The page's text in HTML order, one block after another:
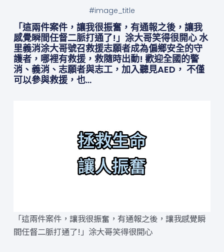
#image_title
「這兩件案件，讓我很振奮，有通報之後，讓我
感覺瞬間任督二脈打通了!」涂大哥笑得很開心 水
里義消涂大哥號召救援志願者成為偏鄉安全的守
護者，哪裡有救援，救隨時出動! 歡迎全國的警
消、義消、志願者與志工，加入聽見AED， 不僅
可以參與救援，也…
「這兩件案件，讓我很振奮，有通報之後，讓我感覺瞬
間任督二脈打通了!」涂大哥笑得很開心